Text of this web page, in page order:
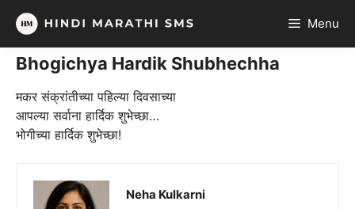
Skip
content
Menu
Bhogichya Hardik Shubhechha
मकर संक्रांतीच्या पहिल्या दिवसाच्या
आपल्या सर्वाना हार्दिक शुभेच्छा…
भोगीच्या हार्दिक शुभेच्छा!
Neha Kulkarni